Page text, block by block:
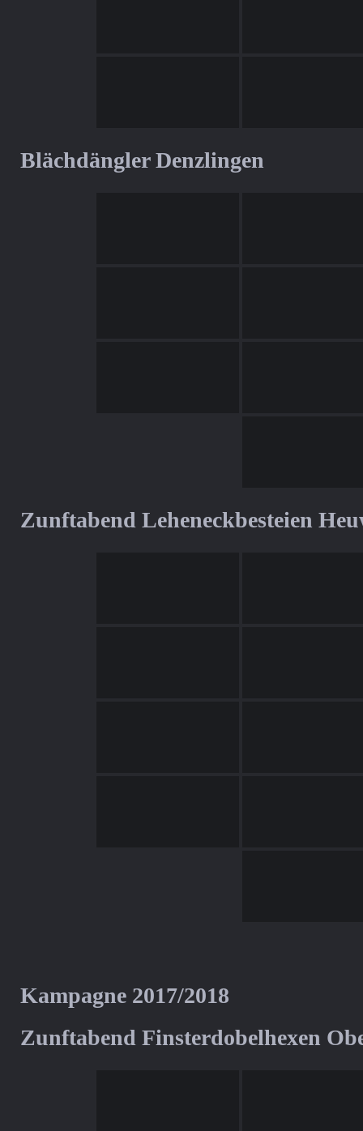
Blächdängler Denzlingen
Zunftabend Leheneckbesteien
Kampagne 2017/2018
Zunftabend Finsterdobelhexen